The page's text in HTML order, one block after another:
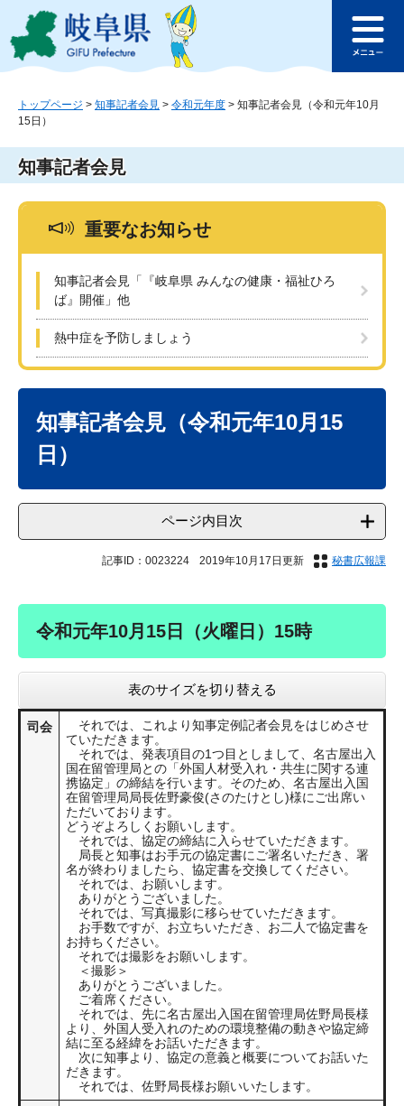
ジ
ュ
このページの本文へ
ュ
トップページ > 知事記者会見 > 令和元年度 > 知事記者会見（令和元年10月
15日）
知事記者会見
重要なお知らせ
知事記者会見「『岐阜県 みんなの健康・福祉ひろ
ば』開催」他
熱中症を予防しましょう
知事記者会見（令和元年10月15
日）
ページ内目次
記事ID：0023224 2019年10月17日更新 秘書広報課
令和元年10月15日（火曜日）15時
表のサイズを切り替える
司会
それでは、これより知事定例記者会見をはじめさせ
ていただきます。
それでは、発表項目の1つ目としまして、名古屋出入
国在留管理局との「外国人材受入れ・共生に関する連
携協定」の締結を行います。そのため、名古屋出入国
在留管理局局長佐野豪俊(さのたけとし)様にご出席い
ただいております。
どうぞよろしくお願いします。
それでは、協定の締結に入らせていただきます。
局長と知事はお手元の協定書にご署名いただき、署
名が終わりましたら、協定書を交換してください。
それでは、お願いします。
ありがとうございました。
それでは、写真撮影に移らせていただきます。
お手数ですが、お立ちいただき、お二人で協定書を
お持ちください。
それでは撮影をお願いします。
＜撮影＞
ありがとうございました。
ご着席ください。
それでは、先に名古屋出入国在留管理局佐野局長様
より、外国人受入れのための環境整備の動きや協定締
結に至る経緯をお話いただきます。
次に知事より、協定の意義と概要についてお話いた
だきます。
それでは、佐野局長様お願いいたします。